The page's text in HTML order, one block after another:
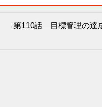
第110話 目標管理の達